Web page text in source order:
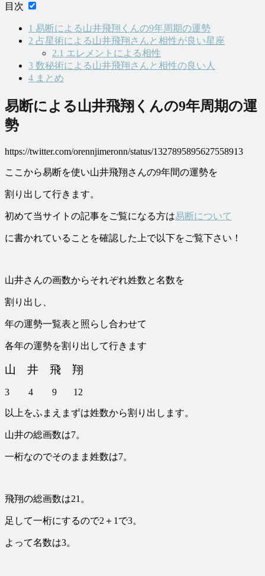
目次
1 易断による山井飛翔くんの9年周期の運勢
2 占星術による山井飛翔さんと相性が良い星座
2.1 エレメントによる相性
3 数秘術による山井飛翔さんと相性の良い人
4 まとめ
易断による山井飛翔くんの9年周期の運
勢
https://twitter.com/orennjimeronn/status/1327895895627558913
ここから易断を使い山井飛翔さんの9年間の運勢を
割り出して行きます。
初めて当サイトの記事をご覧になる方は易断について
に書かれていることを確認した上で以下をご覧下さい！
山井さんの画数からそれぞれ姓数と名数を
割り出し、
年の運勢一覧表と照らし合わせて
各年の運勢を割り出して行きます
山 井 飛 翔
3 4 9 12
以上をふまえまずは姓数から割り出します。
山井の総画数は7。
一桁なのでそのまま姓数は7。
飛翔の総画数は21。
足して一桁にするので2＋1で3。
よって名数は3。